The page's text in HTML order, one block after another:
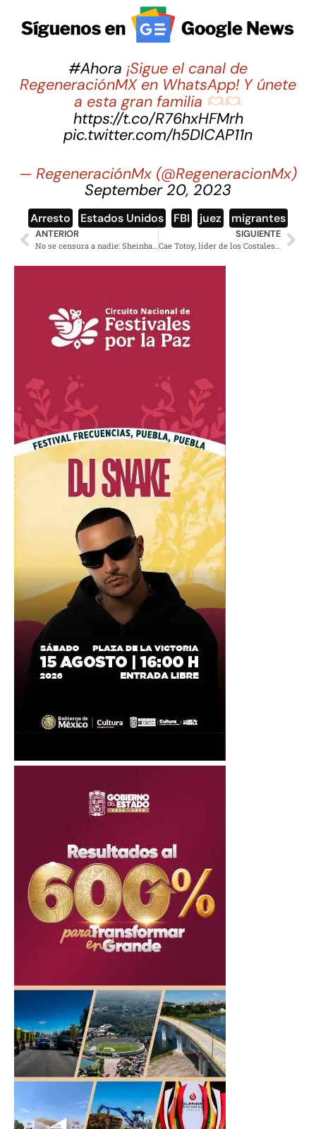
#Ahora ¡Sigue el canal de
RegeneraciónMX en WhatsApp! Y únete
a esta gran familia
https://t.co/R76hxHFMrh
pic.twitter.com/h5DlCAP11n
— RegeneraciónMx (@RegeneracionMx)
September 20, 2023
Arresto Estados Unidos FBI juez migrantes
ANTERIOR
No se censura a nadie: Sheinbaum sobre Ley de Telecomunicaciones
SIGUIENTE
Cae Totoy, líder de los Costales, junto 7 más, merca y armas en N. León